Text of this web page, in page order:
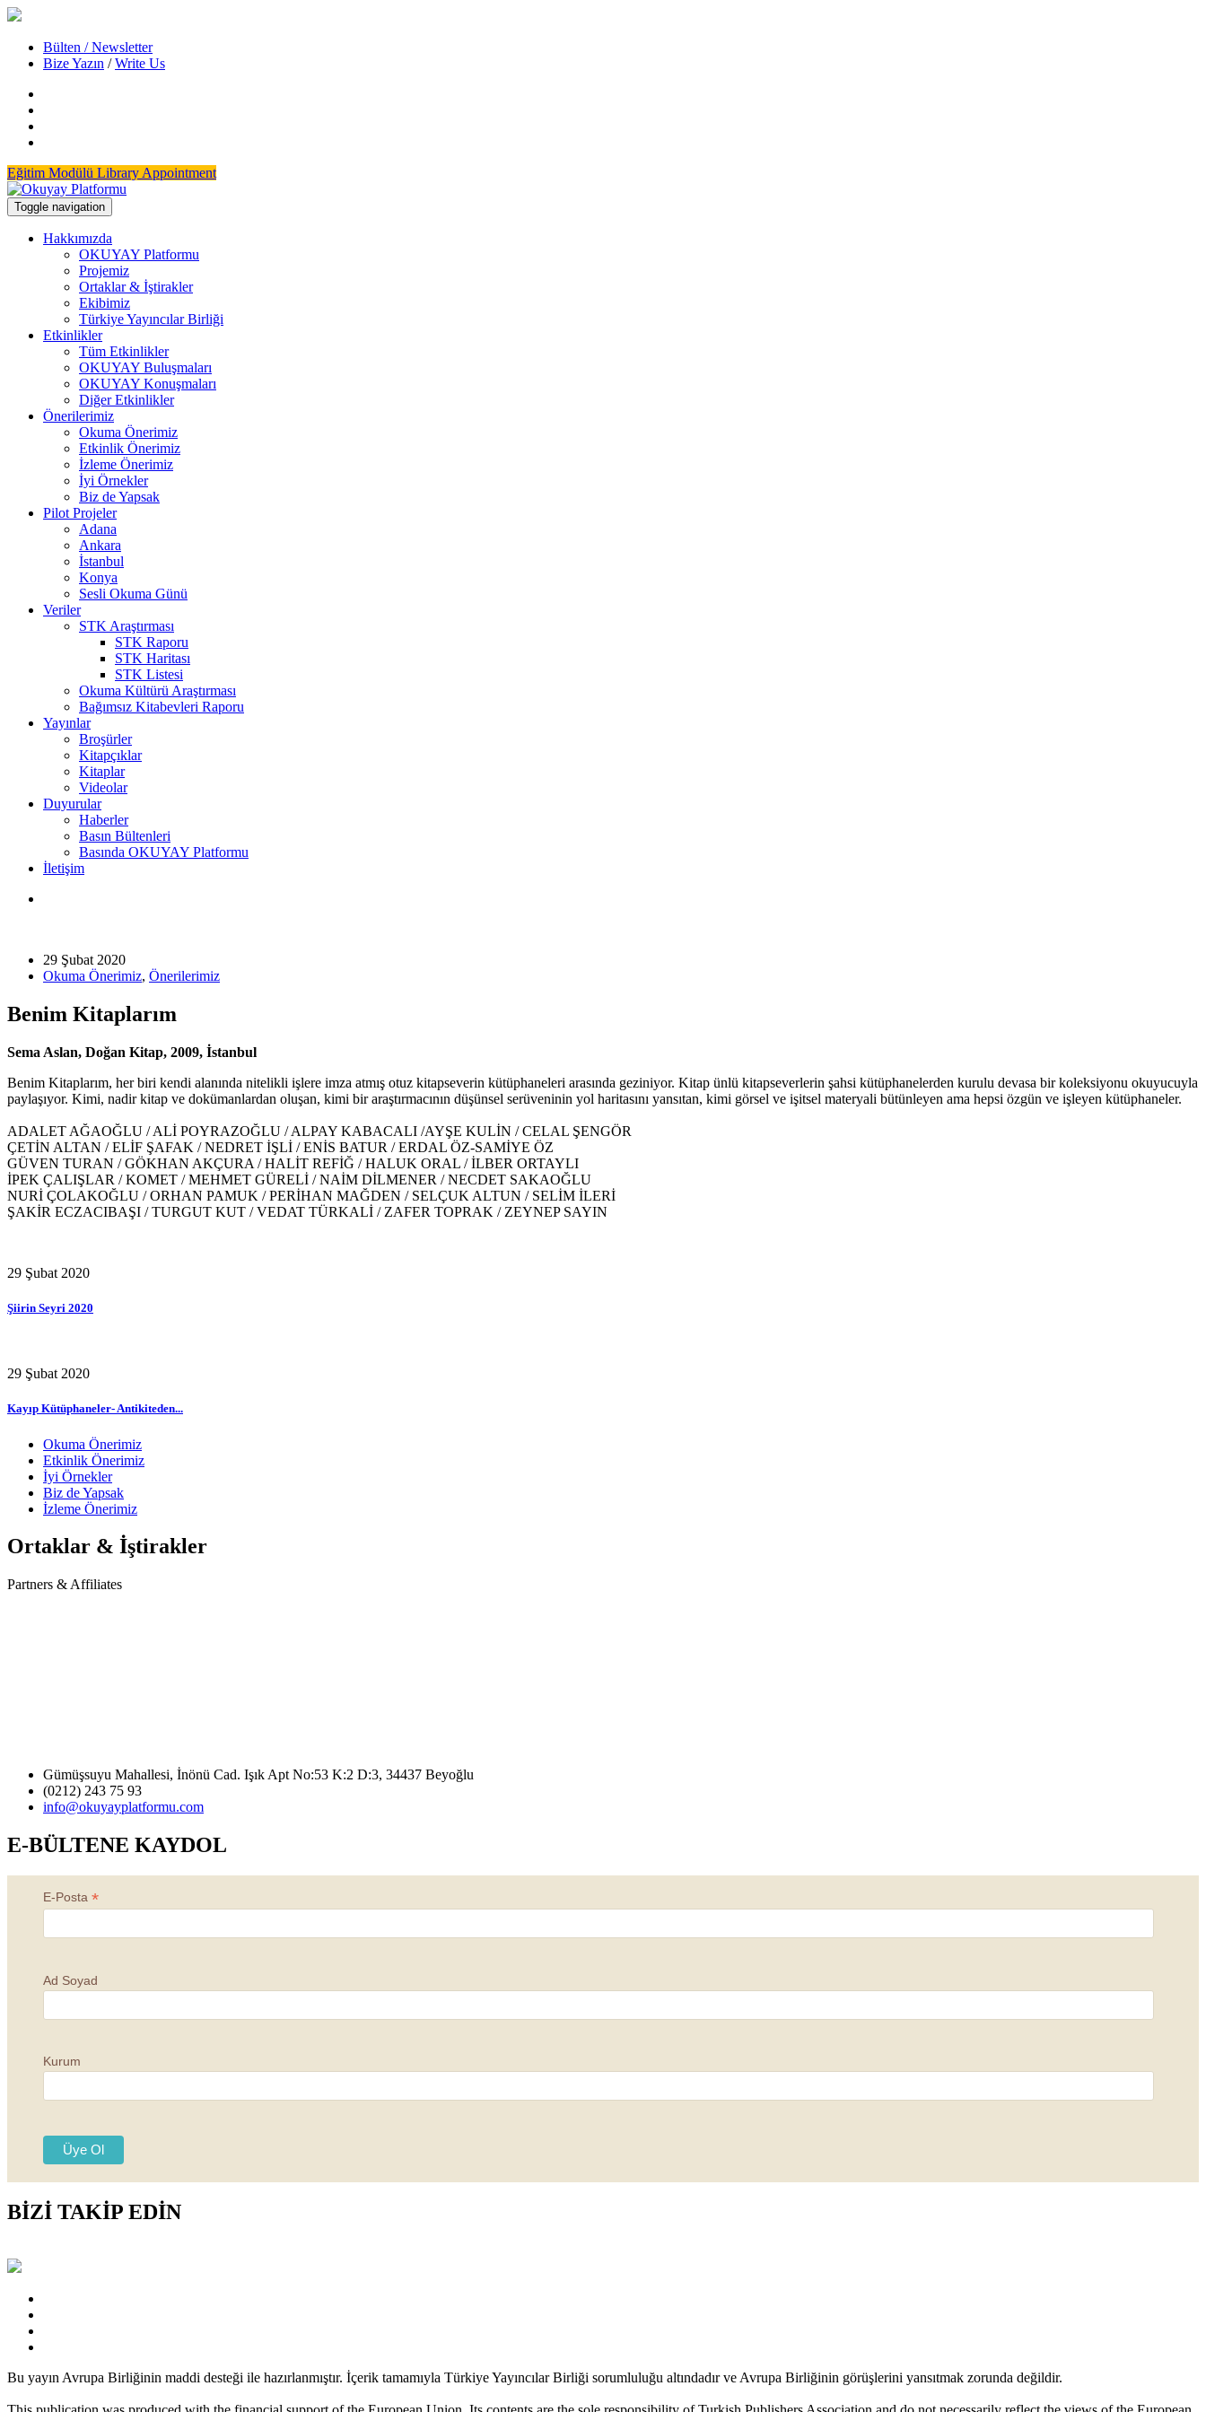
Bülten / Newsletter
Bize Yazın /Write Us
Eğitim Modülü Library Appointment
Toggle navigation
Hakkımızda
OKUYAY Platformu
Projemiz
Ortaklar & İştirakler
Ekibimiz
Türkiye Yayıncılar Birliği
Etkinlikler
Tüm Etkinlikler
OKUYAY Buluşmaları
OKUYAY Konuşmaları
Diğer Etkinlikler
Önerilerimiz
Okuma Önerimiz
Etkinlik Önerimiz
İzleme Önerimiz
İyi Örnekler
Biz de Yapsak
Pilot Projeler
Adana
Ankara
İstanbul
Konya
Sesli Okuma Günü
Veriler
STK Araştırması
STK Raporu
STK Haritası
STK Listesi
Okuma Kültürü Araştırması
Bağımsız Kitabevleri Raporu
Yayınlar
Broşürler
Kitapçıklar
Kitaplar
Videolar
Duyurular
Haberler
Basın Bültenleri
Basında OKUYAY Platformu
İletişim
29 Şubat 2020
Okuma Önerimiz, Önerilerimiz
Benim Kitaplarım
Sema Aslan, Doğan Kitap, 2009, İstanbul
Benim Kitaplarım, her biri kendi alanında nitelikli işlere imza atmış otuz kitapseverin kütüphaneleri arasında geziniyor. Kitap ünlü kitapseverlerin şahsi kütüphanelerden kurulu devasa bir koleksiyonu okuyucuyla
paylaşıyor. Kimi, nadir kitap ve dokümanlardan oluşan, kimi bir araştırmacının düşünsel serüveninin yol haritasını yansıtan, kimi görsel ve işitsel materyali bütünleyen ama hepsi özgün ve işleyen kütüphaneler.
ADALET AĞAOĞLU / ALİ POYRAZOĞLU / ALPAY KABACALI /AYŞE KULİN / CELAL ŞENGÖR
ÇETİN ALTAN / ELİF ŞAFAK / NEDRET İŞLİ / ENİS BATUR / ERDAL ÖZ-SAMİYE ÖZ
GÜVEN TURAN / GÖKHAN AKÇURA / HALİT REFİĞ / HALUK ORAL / İLBER ORTAYLI
İPEK ÇALIŞLAR / KOMET / MEHMET GÜRELİ / NAİM DİLMENER / NECDET SAKAOĞLU
NURİ ÇOLAKOĞLU / ORHAN PAMUK / PERİHAN MAĞDEN / SELÇUK ALTUN / SELİM İLERİ
ŞAKİR ECZACIBAŞI / TURGUT KUT / VEDAT TÜRKALİ / ZAFER TOPRAK / ZEYNEP SAYIN
29 Şubat 2020
Şiirin Seyri 2020
29 Şubat 2020
Kayıp Kütüphaneler- Antikiteden...
Okuma Önerimiz
Etkinlik Önerimiz
İyi Örnekler
Biz de Yapsak
İzleme Önerimiz
Ortaklar & İştirakler
Partners & Affiliates
Gümüşsuyu Mahallesi, İnönü Cad. Işık Apt No:53 K:2 D:3, 34437 Beyoğlu
(0212) 243 75 93
info@okuyayplatformu.com
E-BÜLTENE KAYDOL
E-Posta *
Ad Soyad
Kurum
BİZİ TAKİP EDİN
Bu yayın Avrupa Birliğinin maddi desteği ile hazırlanmıştır. İçerik tamamıyla Türkiye Yayıncılar Birliği sorumluluğu altındadır ve Avrupa Birliğinin görüşlerini yansıtmak zorunda değildir.